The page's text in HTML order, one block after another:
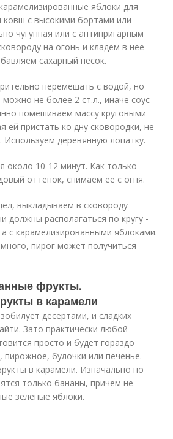
яблоки для
ковш с высокими бортами или
чугунная или с антипригарным
на огонь и кладем в нее
сахарный песок.
перемешать с водой, но
не более 2 ст.л., иначе соус
помешиваем массу круговыми
ей пристать ко дну сковородки, не
Используем деревянную лопатку.
около 10-12 минут. Как только
оттенок, снимаем ее с огня.
выкладываем в сковороду
должны располагаться по кругу -
с карамелизированными яблоками.
пирог может получиться
фрукты.
в карамели
десертами, и сладких
Зато практически любой
просто и будет гораздо
пирожное, булочки или печенье.
в карамели. Изначально по
только бананы, причем не
зеленые яблоки.